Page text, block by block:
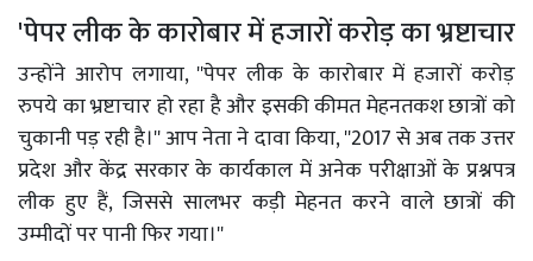
'पेपर लीक के कारोबार में हजारों करोड़ का भ्रष्टाचार
उन्होंने आरोप लगाया, ''पेपर लीक के कारोबार में हजारों करोड़
रुपये का भ्रष्टाचार हो रहा है और इसकी कीमत मेहनतकश छात्रों को
चुकानी पड़ रही है।'' आप नेता ने दावा किया, ''2017 से अब तक उत्तर
प्रदेश और केंद्र सरकार के कार्यकाल में अनेक परीक्षाओं के प्रश्नपत्र
लीक हुए हैं, जिससे सालभर कड़ी मेहनत करने वाले छात्रों की
उम्मीदों पर पानी फिर गया।''